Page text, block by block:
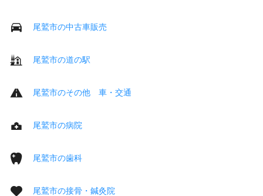
尾鷲市の中古車販売
尾鷲市の道の駅
尾鷲市のその他 車・交通
尾鷲市の病院
尾鷲市の歯科
尾鷲市の接骨・鍼灸院